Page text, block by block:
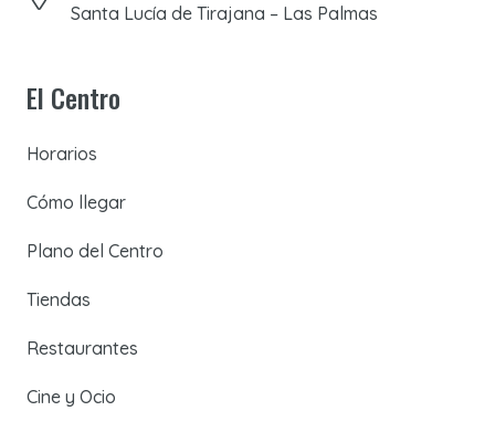
Santa Lucía de Tirajana – Las Palmas
El Centro
Horarios
Cómo llegar
Plano del Centro
Tiendas
Restaurantes
Cine y Ocio